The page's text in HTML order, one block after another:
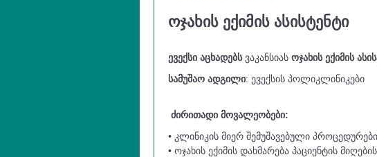
ოჯახის ექიმის ასისტენტი
ევექსი აცხადებსვაკანსიას ოჯახის ექიმის
სამუშაო ადგილი: ევექსის პოლიკლინიკები
ძირითადი მოვალეობები:
• კლინიკის მიერ შემუშავებული
• ოჯახის ექიმის დახმარება პაციენტის